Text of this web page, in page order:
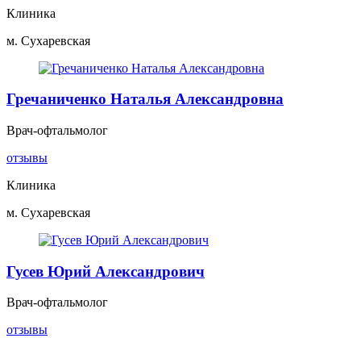
Клиника
м. Сухаревская
Гречаниченко Наталья Александровна
Врач-офтальмолог
отзывы
Клиника
м. Сухаревская
Гусев Юрий Александрович
Врач-офтальмолог
отзывы